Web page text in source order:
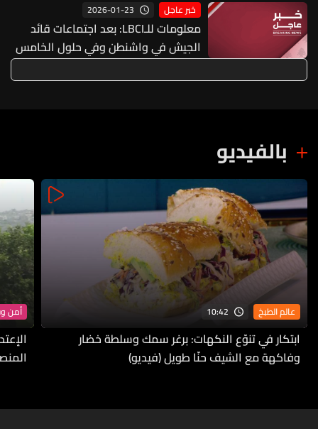
خبر عاجل 2026-01-23
معلومات للـLBCI: بعد اجتماعات قائد
الجيش في واشنطن وفي حلول الخامس
والعشرين من شباط يعقد اجتماع للجنة
الميكانيزم في الناقورة بحضور رئيس
بالفيديو
عالم الطبخ 10:42
ابتكار في تنوّع النكهات: برغر سمك وسلطة خضار
وفاكهة مع الشيف حنّا طويل (فيديو)
أمن